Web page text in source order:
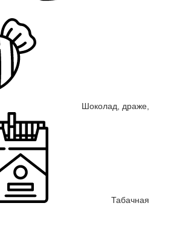
Шоколад, драже,
Табачная